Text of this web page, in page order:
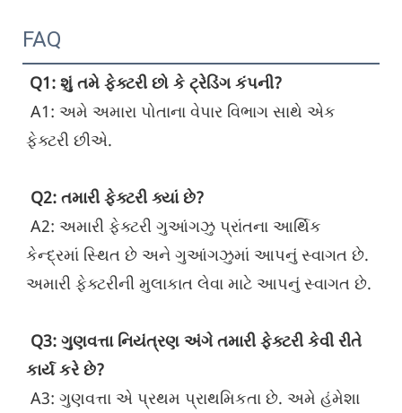
FAQ
Q1: શું તમે ફેક્ટરી છો કે ટ્રેડિંગ કંપની?
ફેક્ટરી છીએ.
Q2: તમારી ફેક્ટરી ક્યાં છે?
કેન્દ્રમાં સ્થિત છે અને ગુઆંગઝુમાં આપનું સ્વાગત છે.
અમારી ફેક્ટરીની મુલાકાત લેવા માટે આપનું સ્વાગત છે.
Q3: ગુણવત્તા નિયંત્રણ અંગે તમારી ફેક્ટરી કેવી રીતે
કાર્ય કરે છે?